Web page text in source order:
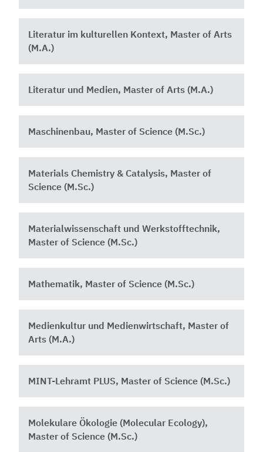
Literatur im kulturellen Kontext, Master of Arts
(M.A.)
Literatur und Medien, Master of Arts (M.A.)
Maschinenbau, Master of Science (M.Sc.)
Materials Chemistry & Catalysis, Master of
Science (M.Sc.)
Materialwissenschaft und Werkstofftechnik,
Master of Science (M.Sc.)
Mathematik, Master of Science (M.Sc.)
Medienkultur und Medienwirtschaft, Master of
Arts (M.A.)
MINT-Lehramt PLUS, Master of Science (M.Sc.)
Molekulare Ökologie (Molecular Ecology),
Master of Science (M.Sc.)